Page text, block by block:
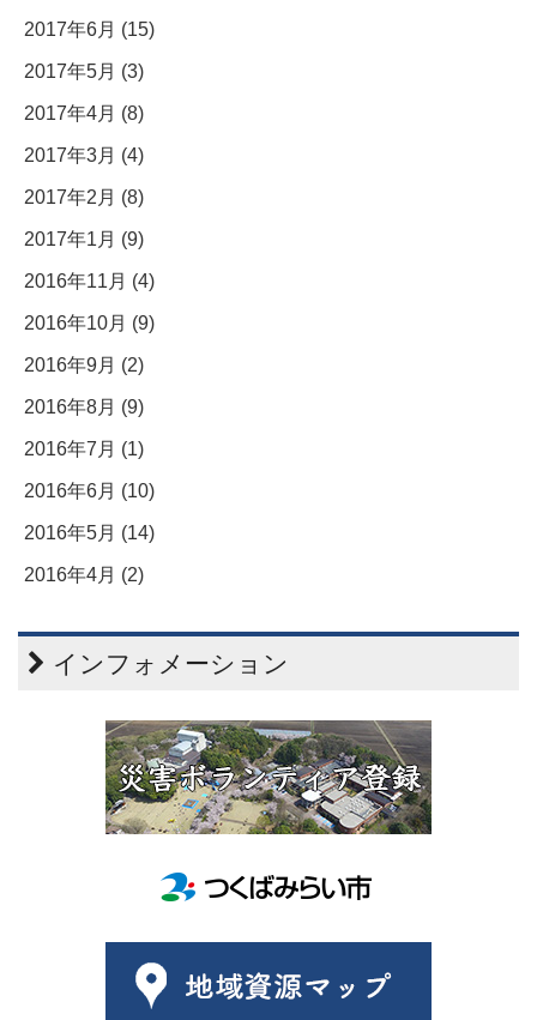
2017年6月 (15)
2017年5月 (3)
2017年4月 (8)
2017年3月 (4)
2017年2月 (8)
2017年1月 (9)
2016年11月 (4)
2016年10月 (9)
2016年9月 (2)
2016年8月 (9)
2016年7月 (1)
2016年6月 (10)
2016年5月 (14)
2016年4月 (2)
インフォメーション